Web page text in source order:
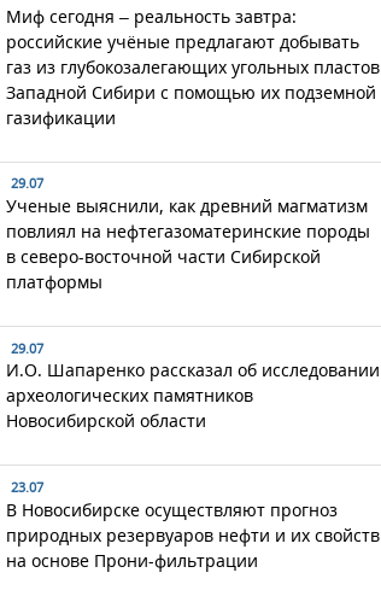
Миф сегодня – реальность завтра:
российские учёные предлагают добывать
газ из глубокозалегающих угольных пластов
Западной Сибири с помощью их подземной
газификации
29.07
Ученые выяснили, как древний магматизм
повлиял на нефтегазоматеринские породы
в северо-восточной части Сибирской
платформы
29.07
И.О. Шапаренко рассказал об исследовании
археологических памятников
Новосибирской области
23.07
В Новосибирске осуществляют прогноз
природных резервуаров нефти и их свойств
на основе Прони-фильтрации